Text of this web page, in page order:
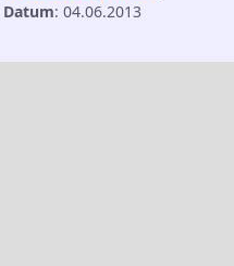
Datum: 04.06.2013